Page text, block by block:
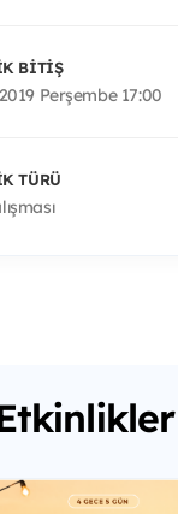
BITIŞ
Perşembe 17:00
TÜRÜ